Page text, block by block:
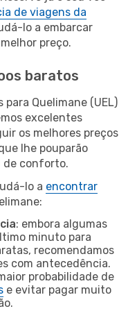
de viagens da
lo a embarcar
preço.
baratos
Quelimane (UEL)
excelentes
os melhores preços
lhe pouparão
de conforto.
lo a encontrar
: embora algumas
minuto para
recomendamos
com antecedência.
probabilidade de
e evitar pagar muito